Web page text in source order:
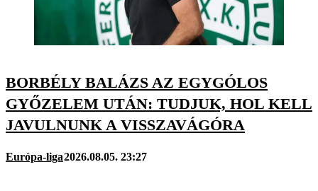
BORBÉLY BALÁZS AZ EGYGÓLOS
GYŐZELEM UTÁN: TUDJUK, HOL KELL
JAVULNUNK A VISSZAVÁGÓRA
Európa-liga2026.08.05. 23:27